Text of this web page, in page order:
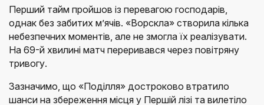
Перший тайм пройшов із перевагою господарів,
однак без забитих м’ячів. «Ворскла» створила кілька
небезпечних моментів, але не змогла їх реалізувати.
На 69-й хвилині матч переривався через повітряну
тривогу.
Зазначимо, що «Поділля» достроково втратило
шанси на збереження місця у Першій лізі та вилетіло